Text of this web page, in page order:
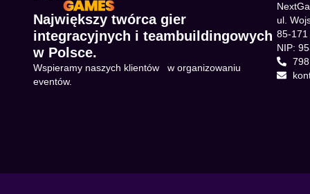
ul.
85-171
NIP:
Największy twórca gier
integracyjnych i teambuildingowych
w Polsce.
Wspieramy naszych klientów w organizowaniu
eventów.